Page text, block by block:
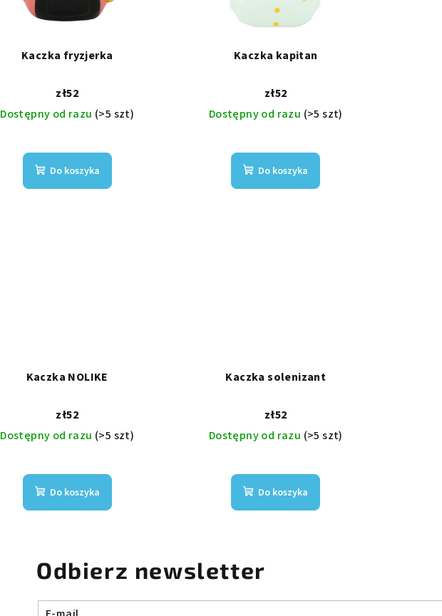
Kaczka fryzjerka
zł52
Dostępny od razu (>5 szt)
Do koszyka
Kaczka kapitan
zł52
Dostępny od razu (>5 szt)
Do koszyka
Kaczka NOLIKE
zł52
Dostępny od razu (>5 szt)
Do koszyka
Kaczka solenizant
zł52
Dostępny od razu (>5 szt)
Do koszyka
Odbierz newsletter